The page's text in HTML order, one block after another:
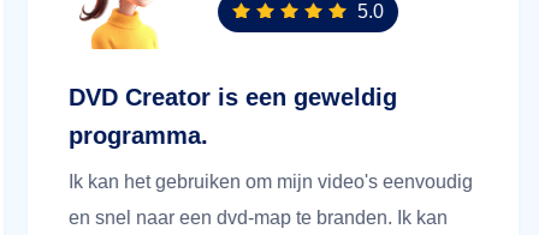
5.0
DVD Creator is een geweldig
programma.
Ik kan het gebruiken om mijn video's eenvoudig
en snel naar een dvd-map te branden. Ik kan